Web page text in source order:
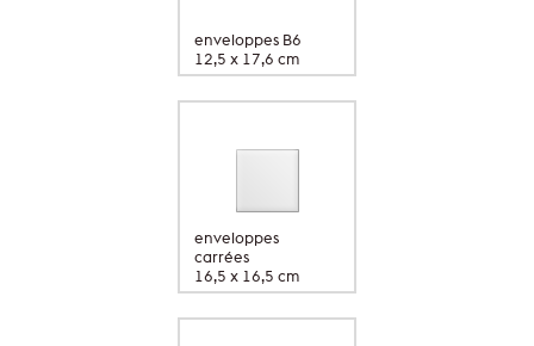
enveloppes B6
12,5 x 17,6 cm
enveloppes
carrées
16,5 x 16,5 cm